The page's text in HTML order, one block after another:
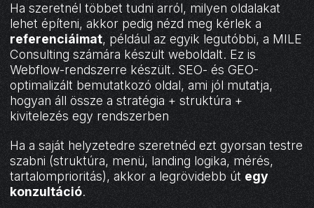
Ha szeretnél többet tudni arról, milyen oldalakat
lehet építeni, akkor pedig nézd meg kérlek a
referenciáimat, például az egyik legutóbbi, a MILE
Consulting számára készült weboldalt. Ez is
Webflow-rendszerre készült. SEO- és GEO-
optimalizált bemutatkozó oldal, ami jól mutatja,
hogyan áll össze a stratégia + struktúra +
kivitelezés egy rendszerben
Ha a saját helyzetedre szeretnéd ezt gyorsan testre
szabni (struktúra, menü, landing logika, mérés,
tartalomprioritás), akkor a legrövidebb út egy
konzultáció.